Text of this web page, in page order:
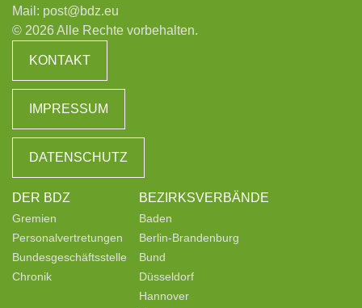
Mail: post@bdz.eu
© 2026 Alle Rechte vorbehalten.
KONTAKT
IMPRESSUM
DATENSCHUTZ
DER BDZ
Gremien
Personalvertretungen
Bundesgeschäftsstelle
Chronik
BEZIRKSVERBÄNDE
Baden
Berlin-Brandenburg
Bund
Düsseldorf
Hannover